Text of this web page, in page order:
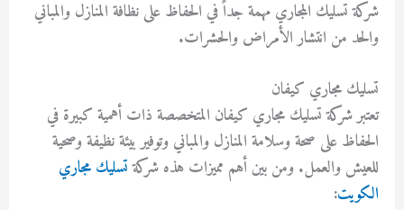
شركة تسليك المجاري مهمة جداً في الحفاظ على نظافة المنازل والمباني
والحد من انتشار الأمراض والحشرات.
تسليك مجاري كيفان
تعتبر شركة تسليك مجاري كيفان المتخصصة ذات أهمية كبيرة في
الحفاظ على صحة وسلامة المنازل والمباني وتوفير بيئة نظيفة وصحية
للعيش والعمل. ومن بين أهم مميزات هذه شركةتسليك مجاري
الكويت: